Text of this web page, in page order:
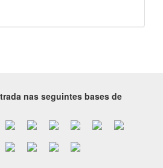
nas seguintes bases de